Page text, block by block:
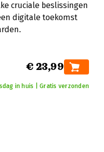
cruciale beslissingen
digitale toekomst
€ 23,99
in huis | Gratis verzonden